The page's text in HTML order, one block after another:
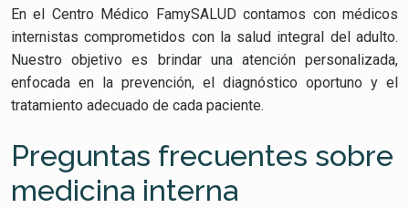
En el Centro Médico FamySALUD contamos con médicos
internistas comprometidos con la salud integral del adulto.
Nuestro objetivo es brindar una atención personalizada,
enfocada en la prevención, el diagnóstico oportuno y el
tratamiento adecuado de cada paciente.
Preguntas frecuentes sobre
medicina interna